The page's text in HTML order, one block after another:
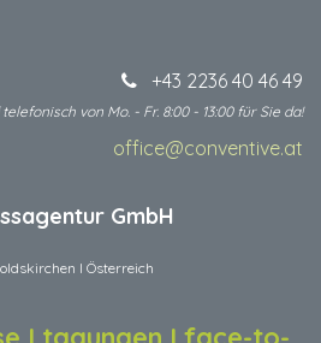
+43 2236 40 46 49
von Mo. - Fr. 8:00 - 13:00 für Sie da!
office@conventive.at
GmbH
I Österreich
I tagungen I face-to-